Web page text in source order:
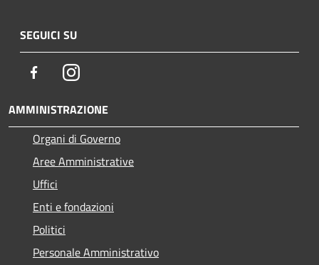
SEGUICI SU
FacebookInstagram
AMMINISTRAZIONE
Organi di Governo
Aree Amministrative
Uffici
Enti e fondazioni
Politici
Personale Amministrativo